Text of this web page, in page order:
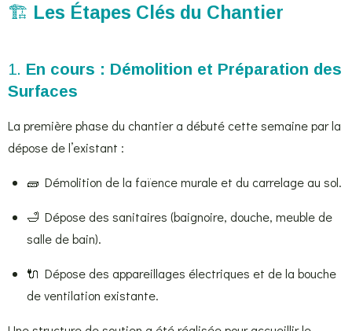
🏗️ Les Étapes Clés du Chantier
1. En cours : Démolition et Préparation des
Surfaces
La première phase du chantier a débuté cette semaine par la
dépose de l’existant :
🧱 Démolition de la faïence murale et du carrelage au sol.
🛁 Dépose des sanitaires (baignoire, douche, meuble de
salle de bain).
🔌 Dépose des appareillages électriques et de la bouche
de ventilation existante.